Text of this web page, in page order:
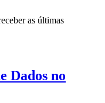
as últimas
Dados no